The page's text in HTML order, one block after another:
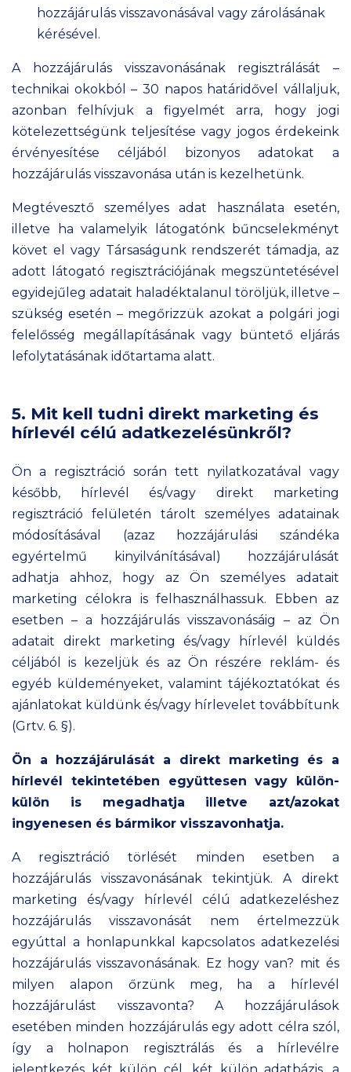
hozzájárulás visszavonásával vagy zárolásának
kérésével.
A hozzájárulás visszavonásának regisztrálását –
technikai okokból – 30 napos határidővel vállaljuk,
azonban felhívjuk a figyelmét arra, hogy jogi
kötelezettségünk teljesítése vagy jogos érdekeink
érvényesítése céljából bizonyos adatokat a
hozzájárulás visszavonása után is kezelhetünk.
Megtévesztő személyes adat használata esetén,
illetve ha valamelyik látogatónk bűncselekményt
követ el vagy Társaságunk rendszerét támadja, az
adott látogató regisztrációjának megszüntetésével
egyidejűleg adatait haladéktalanul töröljük, illetve –
szükség esetén – megőrizzük azokat a polgári jogi
felelősség megállapításának vagy büntető eljárás
lefolytatásának időtartama alatt.
5. Mit kell tudni direkt marketing és
hírlevél célú adatkezelésünkről?
Ön a regisztráció során tett nyilatkozatával vagy
később, hírlevél és/vagy direkt marketing
regisztráció felületén tárolt személyes adatainak
módosításával (azaz hozzájárulási szándéka
egyértelmű kinyilvánításával) hozzájárulását
adhatja ahhoz, hogy az Ön személyes adatait
marketing célokra is felhasználhassuk. Ebben az
esetben – a hozzájárulás visszavonásáig – az Ön
adatait direkt marketing és/vagy hírlevél küldés
céljából is kezeljük és az Ön részére reklám- és
egyéb küldeményeket, valamint tájékoztatókat és
ajánlatokat küldünk és/vagy hírlevelet továbbítunk
(Grtv. 6. §).
Ön a hozzájárulását a direkt marketing és a
hírlevél tekintetében együttesen vagy külön-
külön is megadhatja illetve azt/azokat
ingyenesen és bármikor visszavonhatja.
A regisztráció törlését minden esetben a
hozzájárulás visszavonásának tekintjük. A direkt
marketing és/vagy hírlevél célú adatkezeléshez
hozzájárulás visszavonását nem értelmezzük
egyúttal a honlapunkkal kapcsolatos adatkezelési
hozzájárulás visszavonásának. Ez hogy van? mit és
milyen alapon őrzünk meg, ha a hírlevél
hozzájárulást visszavonta? A hozzájárulások
esetében minden hozzájárulás egy adott célra szól,
így a holnapon regisztrálás és a hírlevélre